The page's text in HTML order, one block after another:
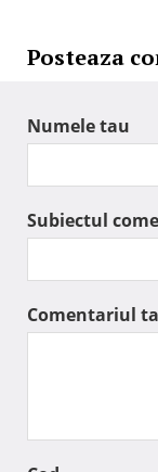
Posteaza
Numele tau
Subiectul
Comentariul